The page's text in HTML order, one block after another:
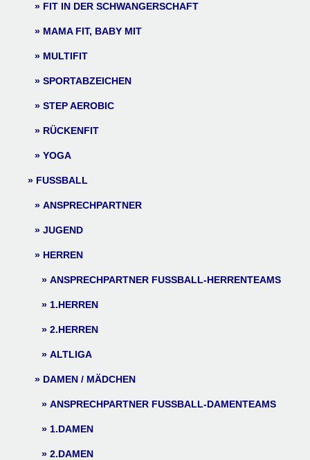
FIT IN DER SCHWANGERSCHAFT
MAMA FIT, BABY MIT
MULTIFIT
SPORTABZEICHEN
STEP AEROBIC
RÜCKENFIT
YOGA
FUSSBALL
ANSPRECHPARTNER
JUGEND
HERREN
ANSPRECHPARTNER FUSSBALL-HERRENTEAMS
1.HERREN
2.HERREN
ALTLIGA
DAMEN / MÄDCHEN
ANSPRECHPARTNER FUSSBALL-DAMENTEAMS
1.DAMEN
2.DAMEN